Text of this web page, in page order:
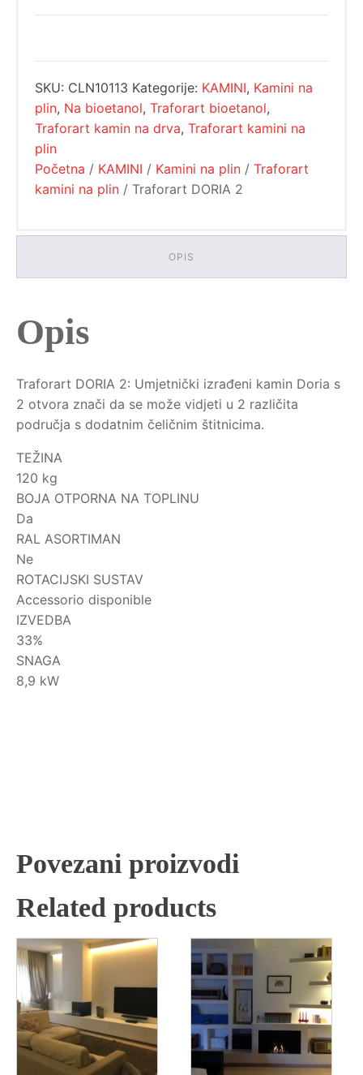
SKU: CLN10113 Kategorije: KAMINI, Kamini na
plin, Na bioetanol, Traforart bioetanol,
Traforart kamin na drva, Traforart kamini na
plin
Početna / KAMINI / Kamini na plin / Traforart
kamini na plin / Traforart DORIA 2
OPIS
Opis
Traforart DORIA 2: Umjetnički izrađeni kamin Doria s
2 otvora znači da se može vidjeti u 2 različita
područja s dodatnim čeličnim štitnicima.
TEŽINA
120 kg
BOJA OTPORNA NA TOPLINU
Da
RAL ASORTIMAN
Ne
ROTACIJSKI SUSTAV
Accessorio disponible
IZVEDBA
33%
SNAGA
8,9 kW
Povezani proizvodi
Related products